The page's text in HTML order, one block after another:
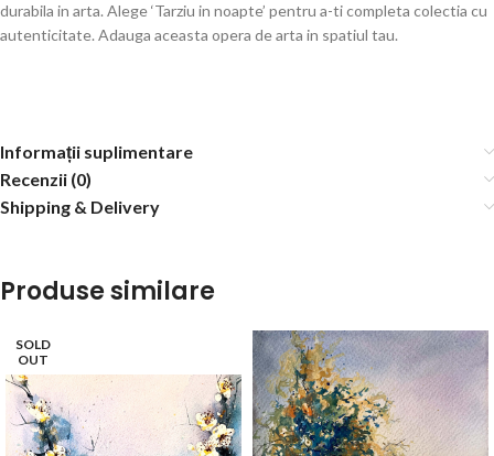
durabila in arta. Alege ‘Tarziu in noapte’ pentru a-ti completa colectia cu
autenticitate. Adauga aceasta opera de arta in spatiul tau.
Informații suplimentare
Recenzii (0)
Shipping & Delivery
Produse similare
SOLD
OUT